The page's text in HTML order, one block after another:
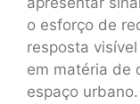
o esforço de
resposta
em matéria de
espaço